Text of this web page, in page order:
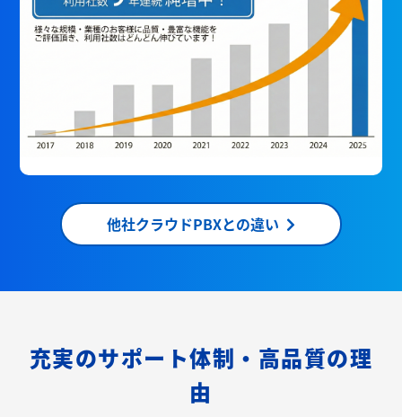
他社クラウドPBXとの違い
充実のサポート体制・高品質の理
由